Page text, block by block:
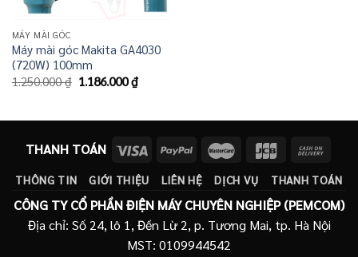
MÁY MÀI GÓC
Máy mài góc Makita GA4030
(720W) 100mm
1.250.000₫ Giá
1.186.000₫Giá
THANH TOÁN
THÔNG TIN GIỚI THIỆU LIÊN HỆ DỊCH VỤ THANH TOÁN
CÔNG TY CỔ PHẦN ĐIỆN MÁY CHUYÊN NGHIỆP (PEMCOM)
Địa chỉ: Số 24, lô 1, Đền Lừ 2, p. Tương Mai, tp. Hà Nội
MST: 0109944542